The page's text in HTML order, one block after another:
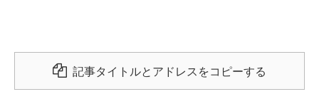
記事タイトルとアドレスをコピーする